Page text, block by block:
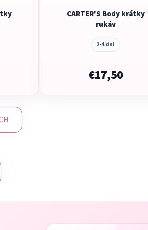
CARTER'S Body krátky
rukáv
2-4 dni
€17,50